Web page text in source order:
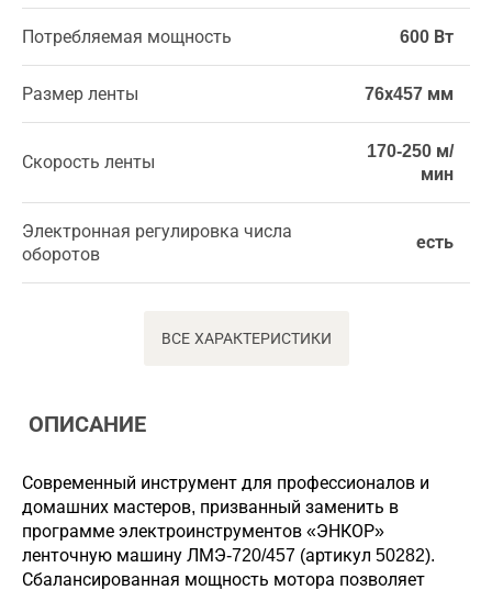
Потребляемая мощность 600 Вт
Размер ленты 76х457 мм
Скорость ленты
170-250 м/
мин
Электронная регулировка числа
оборотов
есть
ВСЕ ХАРАКТЕРИСТИКИ
ОПИСАНИЕ
Современный инструмент для профессионалов и
домашних мастеров, призванный заменить в
программе электроинструментов «ЭНКОР»
ленточную машину ЛМЭ-720/457 (артикул 50282).
Сбалансированная мощность мотора позволяет